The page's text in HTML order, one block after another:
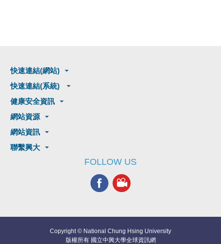
快速連結(網站)
快速連結(系統)
健康安全資訊
網站資源
網站資訊
聯繫興大
FOLLOW US
Copyright © National Chung Hsing University
版權所有 國立中興大學全球資訊網